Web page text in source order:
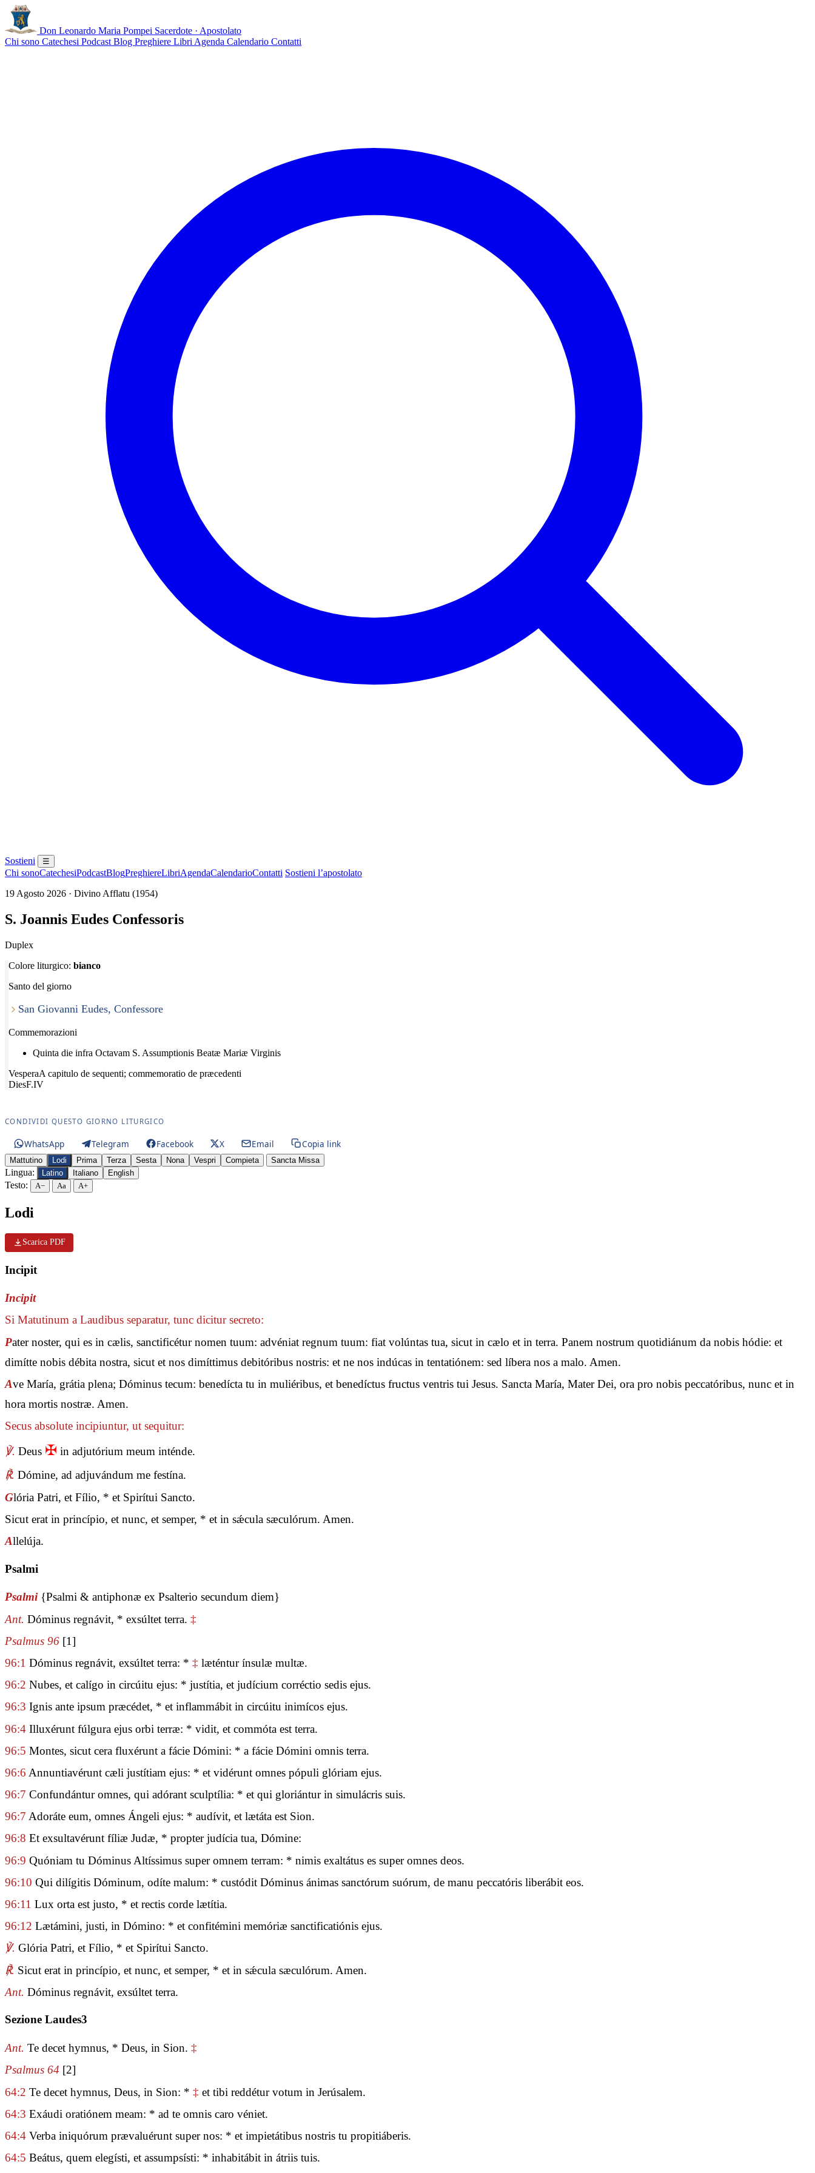
Don Leonardo Maria Pompei Sacerdote · Apostolato
Chi sono Catechesi Podcast Blog Preghiere Libri Agenda Calendario Contatti
Sostieni ☰
Chi sonoCatechesiPodcastBlogPreghiereLibriAgendaCalendarioContatti Sostieni l’apostolato
19 Agosto 2026 · Divino Afflatu (1954)
S. Joannis Eudes Confessoris
Duplex
Colore liturgico: bianco
Santo del giorno
San Giovanni Eudes, Confessore
Commemorazioni
Quinta die infra Octavam S. Assumptionis Beatæ Mariæ Virginis
VesperaA capitulo de sequenti; commemoratio de præcedenti
DiesF.IV
CONDIVIDI QUESTO GIORNO LITURGICO
WhatsApp Telegram Facebook X Email Copia link
Mattutino Lodi Prima Terza Sesta Nona Vespri Compieta Sancta Missa
Lingua: Latino Italiano English
Testo: A− Aa A+
Lodi
Scarica PDF
Incipit
Incipit
Si Matutinum a Laudibus separatur, tunc dicitur secreto:
Pater noster, qui es in cælis, sanctificétur nomen tuum: advéniat regnum tuum: fiat volúntas tua, sicut in cælo et in terra. Panem nostrum quotidiánum da nobis hódie: et
dimítte nobis débita nostra, sicut et nos dimíttimus debitóribus nostris: et ne nos indúcas in tentatiónem: sed líbera nos a malo. Amen.
Ave María, grátia plena; Dóminus tecum: benedícta tu in muliéribus, et benedíctus fructus ventris tui Jesus. Sancta María, Mater Dei, ora pro nobis peccatóribus, nunc et in
hora mortis nostræ. Amen.
Secus absolute incipiuntur, ut sequitur:
℣. Deus ✠ in adjutórium meum inténde.
℟. Dómine, ad adjuvándum me festína.
Glória Patri, et Fílio, * et Spirítui Sancto.
Sicut erat in princípio, et nunc, et semper, * et in sǽcula sæculórum. Amen.
Allelúja.
Psalmi
Psalmi {Psalmi & antiphonæ ex Psalterio secundum diem}
Ant. Dóminus regnávit, * exsúltet terra. ‡
Psalmus 96 [1]
96:1 Dóminus regnávit, exsúltet terra: * ‡ læténtur ínsulæ multæ.
96:2 Nubes, et calígo in circúitu ejus: * justítia, et judícium corréctio sedis ejus.
96:3 Ignis ante ipsum præcédet, * et inflammábit in circúitu inimícos ejus.
96:4 Illuxérunt fúlgura ejus orbi terræ: * vidit, et commóta est terra.
96:5 Montes, sicut cera fluxérunt a fácie Dómini: * a fácie Dómini omnis terra.
96:6 Annuntiavérunt cæli justítiam ejus: * et vidérunt omnes pópuli glóriam ejus.
96:7 Confundántur omnes, qui adórant sculptília: * et qui gloriántur in simulácris suis.
96:7 Adoráte eum, omnes Ángeli ejus: * audívit, et lætáta est Sion.
96:8 Et exsultavérunt fíliæ Judæ, * propter judícia tua, Dómine:
96:9 Quóniam tu Dóminus Altíssimus super omnem terram: * nimis exaltátus es super omnes deos.
96:10 Qui dilígitis Dóminum, odíte malum: * custódit Dóminus ánimas sanctórum suórum, de manu peccatóris liberábit eos.
96:11 Lux orta est justo, * et rectis corde lætítia.
96:12 Lætámini, justi, in Dómino: * et confitémini memóriæ sanctificatiónis ejus.
℣. Glória Patri, et Fílio, * et Spirítui Sancto.
℟. Sicut erat in princípio, et nunc, et semper, * et in sǽcula sæculórum. Amen.
Ant. Dóminus regnávit, exsúltet terra.
Sezione Laudes3
Ant. Te decet hymnus, * Deus, in Sion. ‡
Psalmus 64 [2]
64:2 Te decet hymnus, Deus, in Sion: * ‡ et tibi reddétur votum in Jerúsalem.
64:3 Exáudi oratiónem meam: * ad te omnis caro véniet.
64:4 Verba iniquórum prævaluérunt super nos: * et impietátibus nostris tu propitiáberis.
64:5 Beátus, quem elegísti, et assumpsísti: * inhabitábit in átriis tuis.